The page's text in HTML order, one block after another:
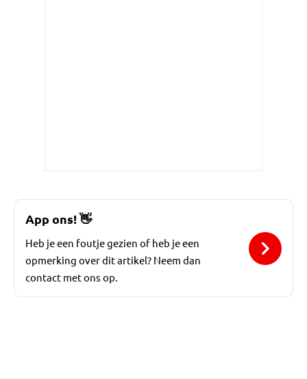
App ons!👋
Heb je een foutje gezien of heb je een
opmerking over dit artikel? Neem dan
contact met ons op.